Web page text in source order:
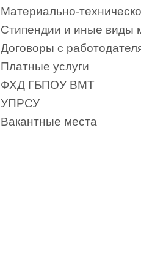
Материально-
Стипендии и иные виды
Договоры с
Платные услуги
ФХД ГБПОУ ВМТ
УПРСУ
Вакантные места